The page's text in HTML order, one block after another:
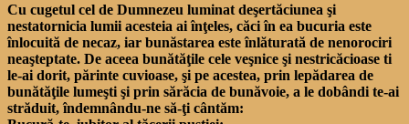
Cu cugetul cel de Dumnezeu luminat deşertăciunea şi
nestatornicia lumii acesteia ai înţeles, căci în ea bucuria este
înlocuită de necaz, iar bunăstarea este înlăturată de nenorociri
neaşteptate. De aceea bunătăţile cele veşnice şi nestricăcioase ti
le-ai dorit, părinte cuvioase, şi pe acestea, prin lepădarea de
bunătăţile lumeşti şi prin sărăcia de bunăvoie, a le dobândi te-ai
străduit, îndemnându-ne să-ţi cântăm: